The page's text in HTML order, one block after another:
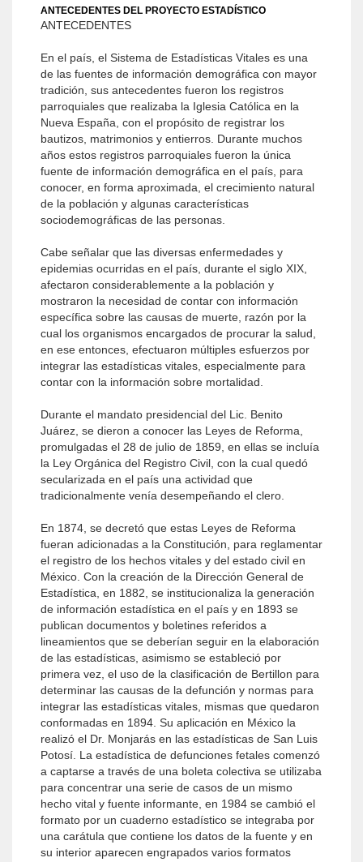
ANTECEDENTES DEL PROYECTO ESTADÍSTICO
ANTECEDENTES
En el país, el Sistema de Estadísticas Vitales es una
de las fuentes de información demográfica con mayor
tradición, sus antecedentes fueron los registros
parroquiales que realizaba la Iglesia Católica en la
Nueva España, con el propósito de registrar los
bautizos, matrimonios y entierros. Durante muchos
años estos registros parroquiales fueron la única
fuente de información demográfica en el país, para
conocer, en forma aproximada, el crecimiento natural
de la población y algunas características
sociodemográficas de las personas.
Cabe señalar que las diversas enfermedades y
epidemias ocurridas en el país, durante el siglo XIX,
afectaron considerablemente a la población y
mostraron la necesidad de contar con información
específica sobre las causas de muerte, razón por la
cual los organismos encargados de procurar la salud,
en ese entonces, efectuaron múltiples esfuerzos por
integrar las estadísticas vitales, especialmente para
contar con la información sobre mortalidad.
Durante el mandato presidencial del Lic. Benito
Juárez, se dieron a conocer las Leyes de Reforma,
promulgadas el 28 de julio de 1859, en ellas se incluía
la Ley Orgánica del Registro Civil, con la cual quedó
secularizada en el país una actividad que
tradicionalmente venía desempeñando el clero.
En 1874, se decretó que estas Leyes de Reforma
fueran adicionadas a la Constitución, para reglamentar
el registro de los hechos vitales y del estado civil en
México. Con la creación de la Dirección General de
Estadística, en 1882, se institucionaliza la generación
de información estadística en el país y en 1893 se
publican documentos y boletines referidos a
lineamientos que se deberían seguir en la elaboración
de las estadísticas, asimismo se estableció por
primera vez, el uso de la clasificación de Bertillon para
determinar las causas de la defunción y normas para
integrar las estadísticas vitales, mismas que quedaron
conformadas en 1894. Su aplicación en México la
realizó el Dr. Monjarás en las estadísticas de San Luis
Potosí. La estadística de defunciones fetales comenzó
a captarse a través de una boleta colectiva se utilizaba
para concentrar una serie de casos de un mismo
hecho vital y fuente informante, en 1984 se cambió el
formato por un cuaderno estadístico se integraba por
una carátula que contiene los datos de la fuente y en
su interior aparecen engrapados varios formatos